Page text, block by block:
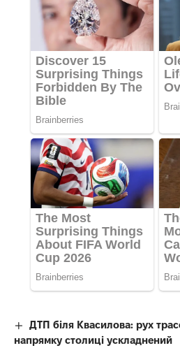
ДТП біля Квасилова: рух
напрямку столиці ускладнений